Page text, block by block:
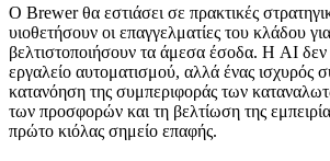
Ο Brewer θα εστιάσει σε πρακτικές
υιοθετήσουν οι επαγγελματίες του κλάδου
βελτιστοποιήσουν τα άμεσα έσοδα. Η AI δεν
εργαλείο αυτοματισμού, αλλά ένας ισχυρός
κατανόηση της συμπεριφοράς των
των προσφορών και τη βελτίωση της
πρώτο κιόλας σημείο επαφής.